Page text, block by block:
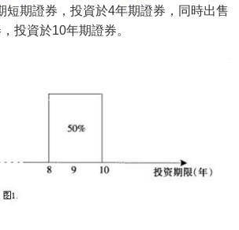
短期證券，投資於4年期證券，同時出售
投資於10年期證券。